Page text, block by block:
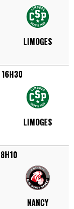
LIMOGES
LIMOGES
NANCY